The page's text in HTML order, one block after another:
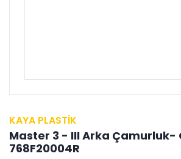
KAYA PLASTİK
Master 3 - III Arka Çamurluk-
768F20004R